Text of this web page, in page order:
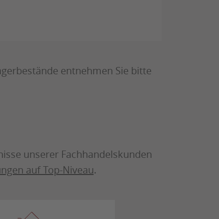
entnehmen Sie bitte
unserer Fachhandelskunden
auf Top-Niveau.